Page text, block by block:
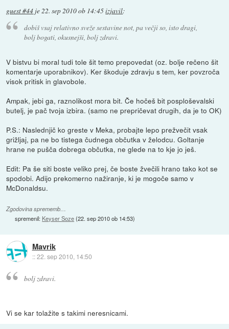
guest #44 je22. sep 2010 ob 14:45izjavil:
dobiš vsaj relativno sveže sestavine not, pa večji so, isto dragi,
bolj bogati, okusnejši, bolj zdravi.
V bistvu bi moral tudi tole šit temo prepovedat (oz. bolje rečeno šit
komentarje uporabnikov). Ker škoduje zdravju s tem, ker povzroča
visok pritisk in glavobole.
Ampak, jebi ga, raznolikost mora bit. Če hočeš bit posploševalski
butelj, je pač tvoja izbira. (samo ne prepričevat drugih, da je to OK)
P.S.: Naslednjič ko greste v Meka, probajte lepo prežvečit vsak
grižljaj, pa ne bo tistega čudnega občutka v želodcu. Goltanje
hrane ne pušča dobrega občutka, ne glede na to kje jo ješ.
Edit: Pa še siti boste veliko prej, če boste žvečili hrano tako kot se
spodobi. Adijo prekomerno nažiranje, ki je mogoče samo v
McDonaldsu.
Zgodovina sprememb…
spremenil: Keyser Soze(22. sep 2010 ob 14:53)
Mavrik
::22. sep 2010, 14:50
bolj zdravi.
Vi se kar tolažite s takimi neresnicami.